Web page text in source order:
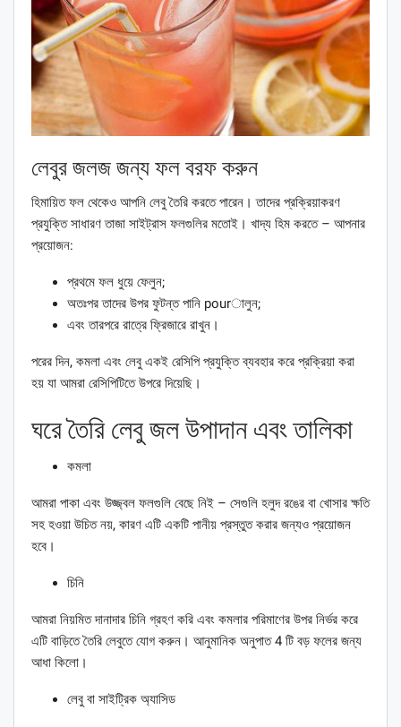
লেবুর জলজ জন্য ফল বরফ করুন
হিমায়িত ফল থেকেও আপনি লেবু তৈরি করতে পারেন। তাদের প্রক্রিয়াকরণ
প্রযুক্তি সাধারণ তাজা সাইট্রাস ফলগুলির মতোই। খাদ্য হিম করতে – আপনার
প্রয়োজন:
প্রথমে ফল ধুয়ে ফেলুন;
অতঃপর তাদের উপর ফুটন্ত পানি pourালুন;
এবং তারপরে রাত্রে ফ্রিজারে রাখুন।
পরের দিন, কমলা এবং লেবু একই রেসিপি প্রযুক্তি ব্যবহার করে প্রক্রিয়া করা
হয় যা আমরা রেসিপিটিতে উপরে দিয়েছি।
ঘরে তৈরি লেবু জল উপাদান এবং তালিকা
কমলা
আমরা পাকা এবং উজ্জ্বল ফলগুলি বেছে নিই – সেগুলি হলুদ রঙের বা খোসার ক্ষতি
সহ হওয়া উচিত নয়, কারণ এটি একটি পানীয় প্রস্তুত করার জন্যও প্রয়োজন
হবে।
চিনি
আমরা নিয়মিত দানাদার চিনি গ্রহণ করি এবং কমলার পরিমাণের উপর নির্ভর করে
এটি বাড়িতে তৈরি লেবুতে যোগ করুন। আনুমানিক অনুপাত 4 টি বড় ফলের জন্য
আধা কিলো।
লেবু বা সাইট্রিক অ্যাসিড